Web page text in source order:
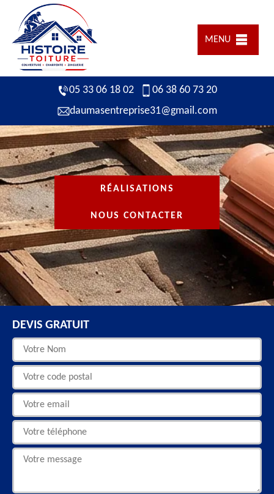
MENU
05 33 06 18 02
06 38 60 73 20
daumasentreprise31@gmail.com
RÉALISATIONS
NOUS CONTACTER
DEVIS GRATUIT